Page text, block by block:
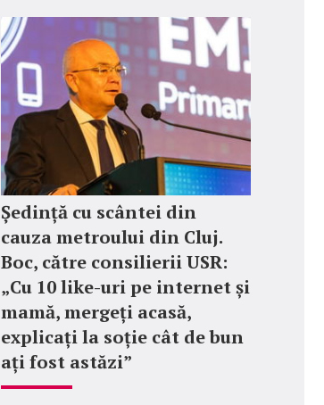
Ședință cu scântei din
cauza metroului din Cluj.
Boc, către consilierii USR:
„Cu 10 like-uri pe internet și
mamă, mergeți acasă,
explicați la soție cât de bun
ați fost astăzi”